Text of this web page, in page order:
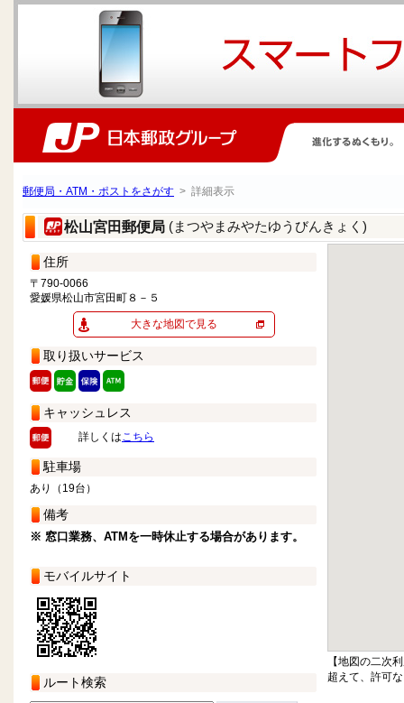
郵便局・ATM・ポストをさがす > 詳細表示
松山宮田郵便局 (まつやまみやたゆうびんきょく)
住所
〒790-0066
愛媛県松山市宮田町８－５
大きな地図で見る
取り扱いサービス
キャッシュレス
詳しくはこちら
駐車場
あり（19台）
備考
※ 窓口業務、ATMを一時休止する場合があります。
モバイルサイト
ルート検索
【地図の二次
超えて、許可